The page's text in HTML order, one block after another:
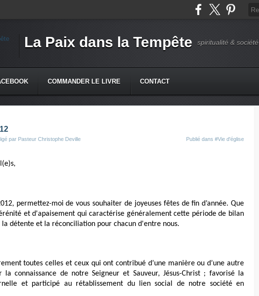
La Paix dans la Tempête spiritualité & société
COMMANDER LE LIVRE CONTACT
par Pasteur Christophe Deville Publié dans #Vie d'église
permettez-moi de vous souhaiter de joyeuses fêtes de fin d’année. Que
et d'apaisement qui caractérise généralement cette période de bilan
la détente et la réconciliation pour chacun d'entre nous.
toutes celles et ceux qui ont contribué d’une manière ou d’une autre
la connaissance de notre Seigneur et Sauveur, Jésus-Christ ; favorisé la
et participé au rétablissement du lien social de notre société en